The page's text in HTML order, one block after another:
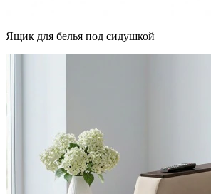
Ящик для белья под сидушкой